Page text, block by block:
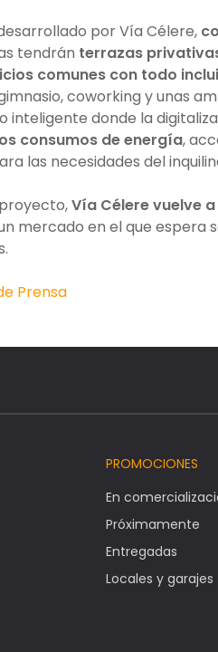
por Vía Célere,
tendrán terrazas
comunes con todo
coworking y unas
inteligente donde la
consumos de energía,
las necesidades del
Vía Célere vuelve
mercado en el que espera
Prensa
PROMOCIONES
En
Próximamente
Entregadas
Locales y garajes